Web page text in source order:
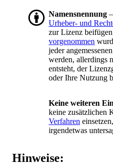
Namensnennung
Urheber- und
zur Lizenz
vorgenommen
jeder
werden, allerdings
entsteht, der
oder Ihre Nutzung
Keine weiteren
keine zusätzlichen
Verfahren
irgendetwas
Hinweise: